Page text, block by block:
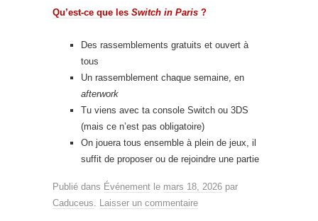
Qu’est-ce que les Switch in Paris ?
Des rassemblements gratuits et ouvert à
tous
Un rassemblement chaque semaine, en
afterwork
Tu viens avec ta console Switch ou 3DS
(mais ce n’est pas obligatoire)
On jouera tous ensemble à plein de jeux, il
suffit de proposer ou de rejoindre une partie
Publié dans Événement le mars 18, 2026 par
Caduceus
Laisser un commentaire